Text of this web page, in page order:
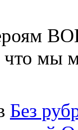
что мы
Без